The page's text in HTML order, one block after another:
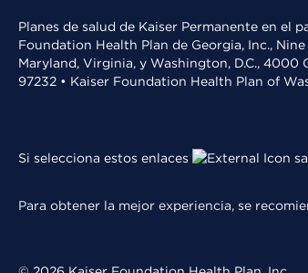
Planes de salud de Kaiser Permanente en el
Foundation Health Plan de Georgia, Inc.,
Maryland, Virginia, y Washington, D.C., 4000
97232 • Kaiser Foundation Health Plan of
Si selecciona estos enlaces
Para obtener la mejor experiencia, se